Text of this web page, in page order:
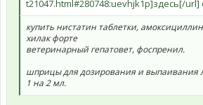
t21047.html#280748:uevhjk1p]здесь[/url]
купить нистатин таблетки,
хилак форте
ветеринарный гепатовет, фоспренил.
шприцы для дозирования и выпаивания
1 на 2 мл.